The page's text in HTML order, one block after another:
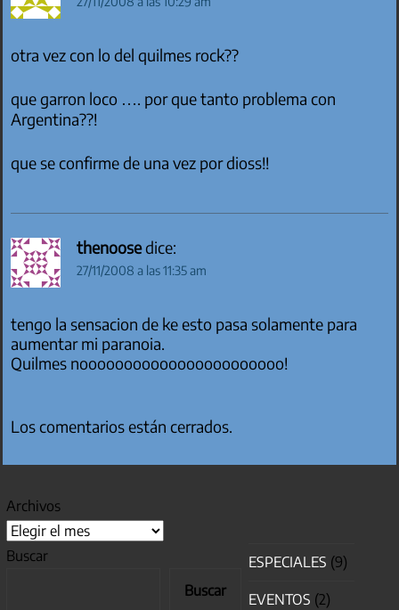
otra vez con lo del quilmes rock??
que garron loco …. por que tanto problema con
Argentina??!
que se confirme de una vez por dioss!!
thenoosedice:
27/11/2008 a las 11:35 am
tengo la sensacion de ke esto pasa solamente para
aumentar mi paranoia.
Quilmes nooooooooooooooooooooooo!
Los comentarios están cerrados.
Archivos
Buscar
Buscar
ESPECIALES (9)
EVENTOS (2)